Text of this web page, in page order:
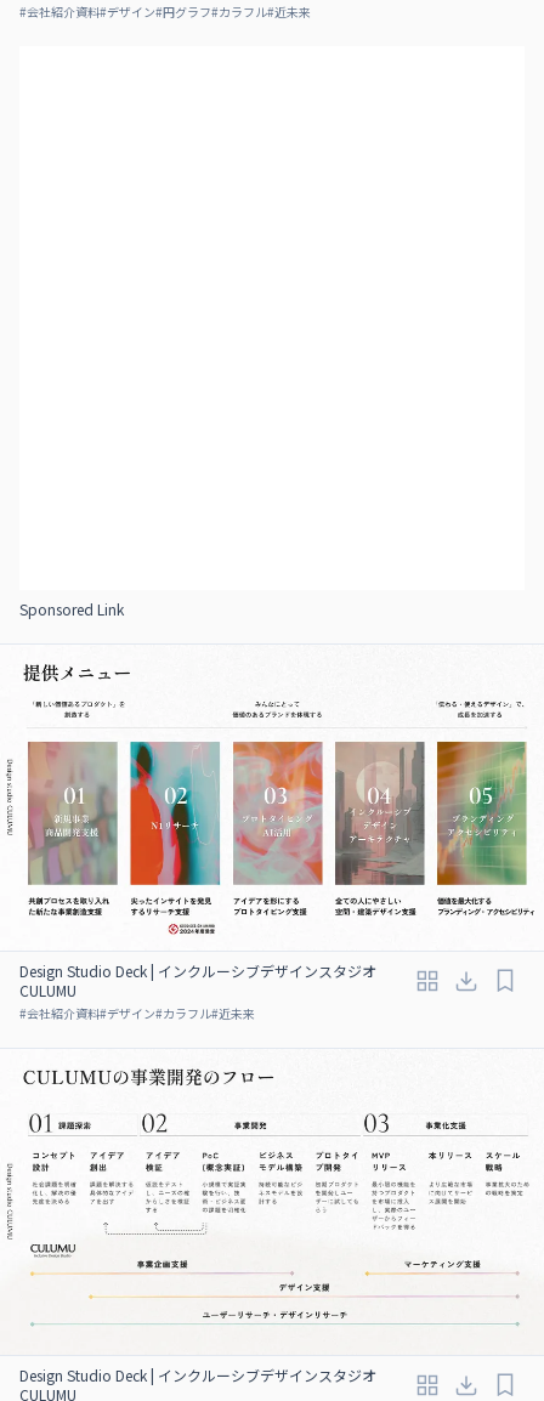
#会社紹介資料#デザイン#円グラフ#カラフル#近未来
Sponsored Link
Design Studio Deck | インクルーシブデザインスタジオ
CULUMU
#会社紹介資料#デザイン#カラフル#近未来
Design Studio Deck | インクルーシブデザインスタジオ
CULUMU